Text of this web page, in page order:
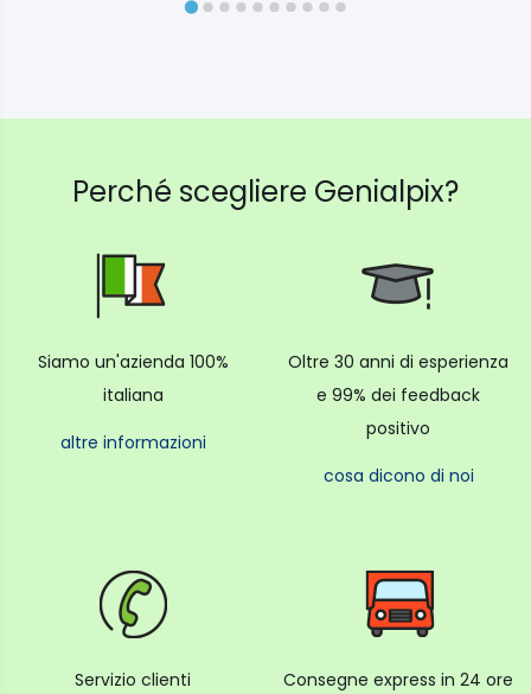
Perché scegliere Genialpix?
Siamo un'azienda 100%
italiana
altre informazioni
Oltre 30 anni di esperienza
e 99% dei feedback
positivo
cosa dicono di noi
Servizio clienti
Consegne express in 24 ore